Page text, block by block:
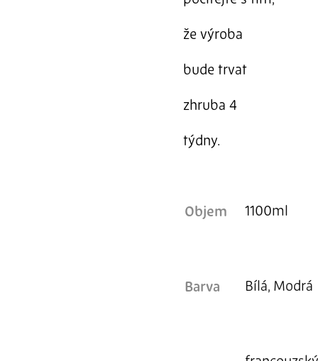
že výroba
bude trvat
zhruba 4
týdny.
Objem 1100ml
Barva Bílá, Modrá